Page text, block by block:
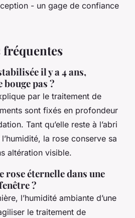
- un gage de confiance
fréquentes
il y a 4 ans,
pas ?
par le traitement de
sont fixés en profondeur
Tant qu’elle reste à l’abri
la rose conserve sa
altération visible.
rose éternelle dans une
?
l’humidité ambiante d’une
le traitement de